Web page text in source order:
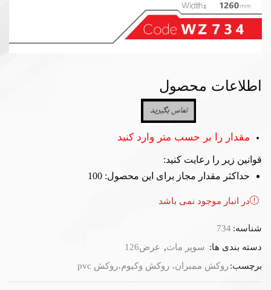
اطلاعات محصول
مقدار را بر حسب متر وارد کنید
قوانین زیر را رعایت کنید:
حداکثر مقدار مجاز برای این محصول: 100
در انبار موجود نمی باشد
شناسه: 734
دسته بندی ها: سوپر مات, عرض126
برچسب:روکش ممبران، روکش وکیوم،روکش pvc